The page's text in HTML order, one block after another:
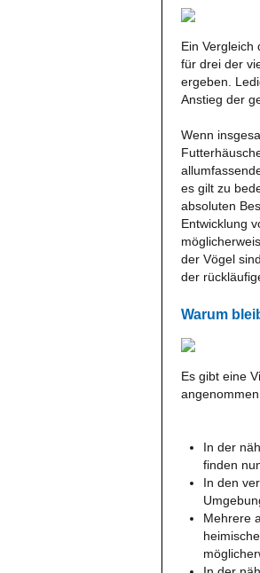
Ein
für drei der
ergeben.
Anstieg der
Wenn
es gilt zu
absoluten
Entwicklung
der Vögel
der
Warum
Es gibt eine
In der
finden
In den
Mehrere